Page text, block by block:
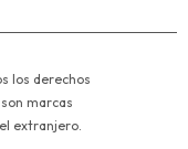
los derechos
marcas
extranjero.